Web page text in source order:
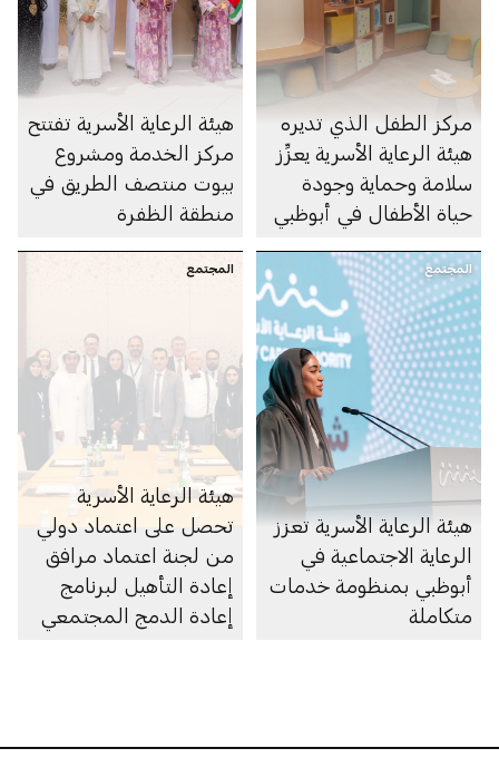
مركز الطفل الذي تديره
هيئة الرعاية الأسرية يعزِّز
سلامة وحماية وجودة
حياة الأطفال في أبوظبي
هيئة الرعاية الأسرية تفتتح
مركز الخدمة ومشروع
بيوت منتصف الطريق في
منطقة الظفرة
المجتمع
هيئة الرعاية الأسرية تعزز
الرعاية الاجتماعية في
أبوظبي بمنظومة خدمات
متكاملة
المجتمع
هيئة الرعاية الأسرية
تحصل على اعتماد دولي
من لجنة اعتماد مرافق
إعادة التأهيل لبرنامج
إعادة الدمج المجتمعي